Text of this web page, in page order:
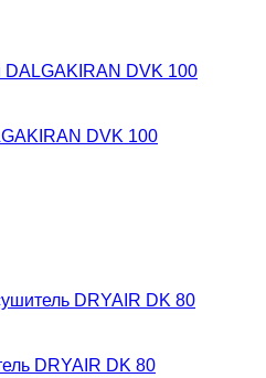
DVK 100
DRYAIR DK 80